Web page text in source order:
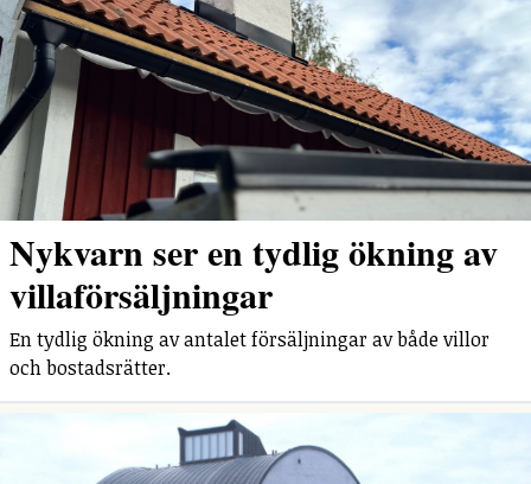
Nykvarn ser en tydlig ökning av
villaförsäljningar
En tydlig ökning av antalet försäljningar av både villor
och bostadsrätter.